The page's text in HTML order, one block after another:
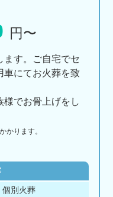
円〜
ます。ご自宅でセ
車にてお火葬を致
様でお骨上げをし
かかります。
個別火葬